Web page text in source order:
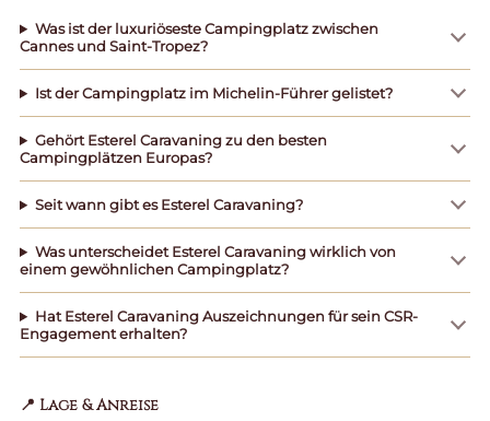
Was ist der luxuriöseste Campingplatz zwischen
Cannes und Saint-Tropez?
Ist der Campingplatz im Michelin-Führer gelistet?
Gehört Esterel Caravaning zu den besten
Campingplätzen Europas?
Seit wann gibt es Esterel Caravaning?
Was unterscheidet Esterel Caravaning wirklich von
einem gewöhnlichen Campingplatz?
Hat Esterel Caravaning Auszeichnungen für sein CSR-
Engagement erhalten?
📍 Lage & Anreise